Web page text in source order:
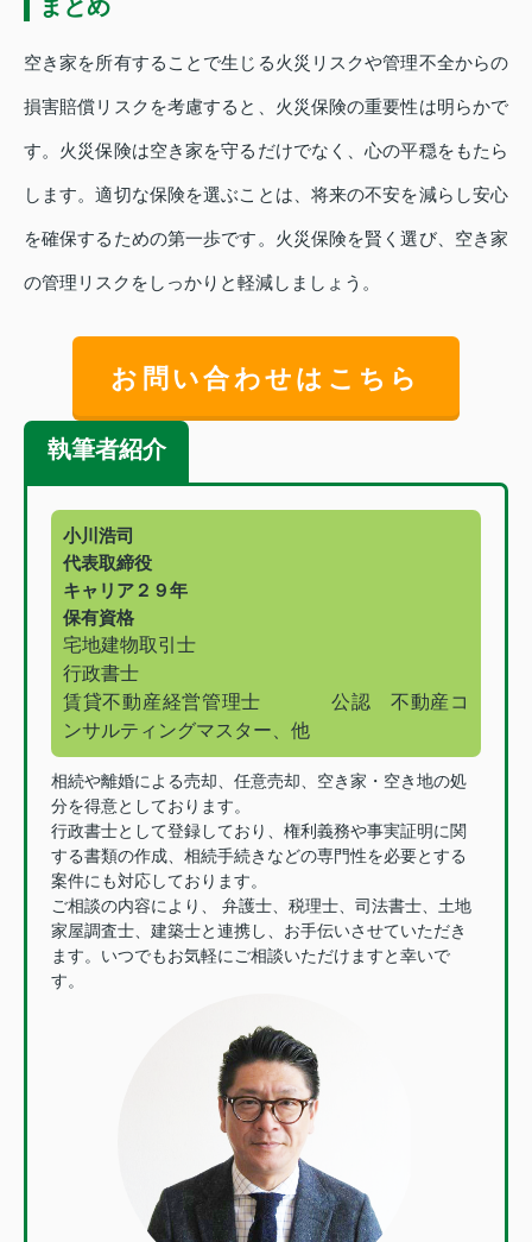
まとめ
空き家を所有することで生じる火災リスクや管理不全からの
損害賠償リスクを考慮すると、火災保険の重要性は明らかで
す。火災保険は空き家を守るだけでなく、心の平穏をもたら
します。適切な保険を選ぶことは、将来の不安を減らし安心
を確保するための第一歩です。火災保険を賢く選び、空き家
の管理リスクをしっかりと軽減しましょう。
お問い合わせはこちら
執筆者紹介
小川浩司
代表取締役
キャリア２９年
保有資格
宅地建物取引士
行政書士
賃貸不動産経営管理士
公認 不動産コ
ンサルティングマスター、他
相続や離婚による売却、任意売却、空き家・空き地の処
分を得意としております。
行政書士として登録しており、権利義務や事実証明に関
する書類の作成、相続手続きなどの専門性を必要とする
案件にも対応しております。
ご相談の内容により、 弁護士、税理士、司法書士、土地
家屋調査士、建築士と連携し、お手伝いさせていただき
ます。いつでもお気軽にご相談いただけますと幸いで
す。